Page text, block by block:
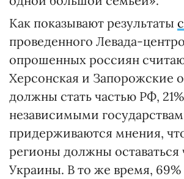
Как показывают результаты
проведенного Левада-
опрошенных россиян
Херсонская и Запорожские
должны стать частью РФ,
независимыми
придерживаются мнения,
регионы должны оставаться
Украины. В то же время,